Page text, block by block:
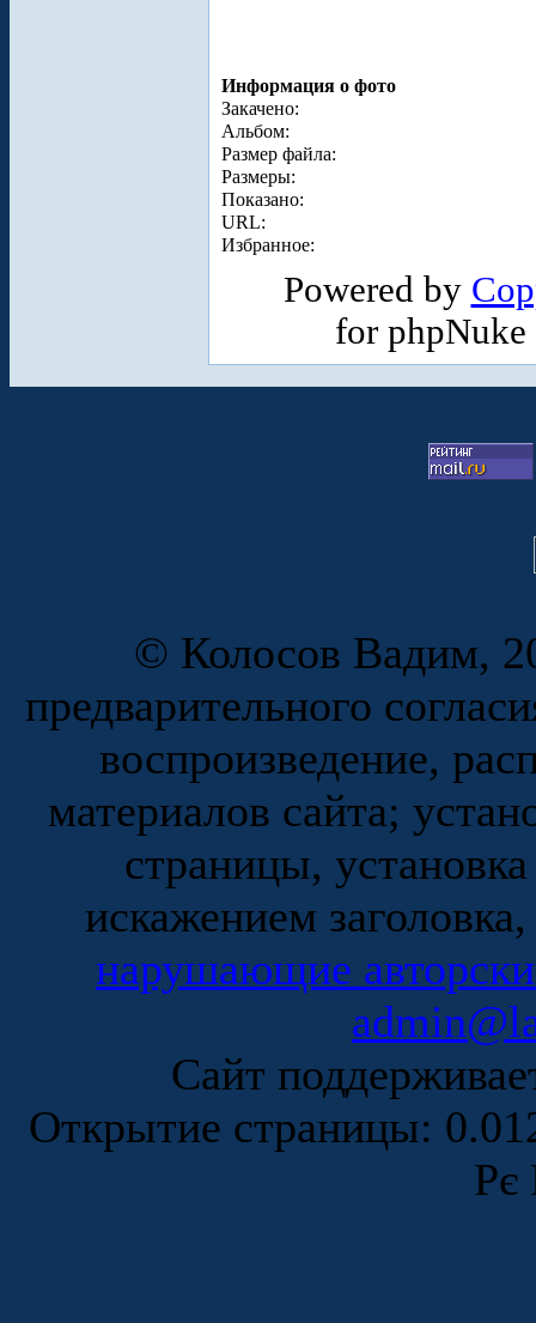
Информация о фото
Закачено:
Альбом:
Размер файла:
Размеры:
Показано:
URL:
Избранное:
Powered by
for
© Колосов Вадим,
предварительного
воспроизведение,
материалов сайта;
страницы,
искажением
нарушающие
Сайт
Открытие страницы:
Рє